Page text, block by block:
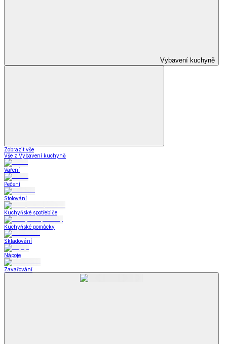
Vybavení kuchyně
Zobrazit vše
Vše z Vybavení kuchyně
Vaření
Pečení
Stolování
Kuchyňské spotřebiče
Kuchyňské pomůcky
Skladování
Nápoje
Zavařování